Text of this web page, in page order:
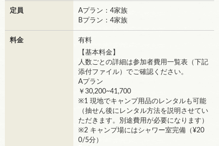
定員
Aプラン：4家族
Bプラン：4家族
料金
有料
【基本料金】
人数ごとの詳細は参加者費用一覧表（下記
添付ファイル）でご確認ください。
Aプラン
￥30,200~41,700
※1 現地でキャンプ用品のレンタルも可能
（抽せん後にレンタル方法を説明させてい
ただきます。別途費用が必要になります）
※2 キャンプ場にはシャワー室完備（¥20
0/5分）